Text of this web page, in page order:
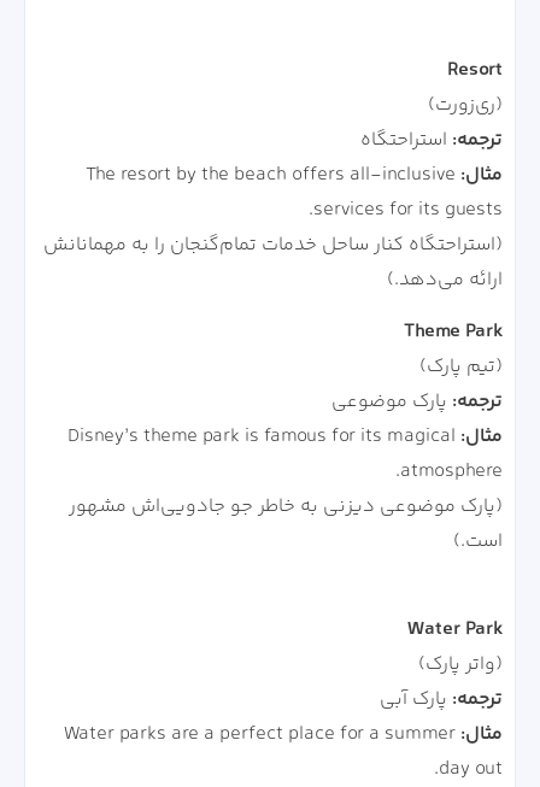
Resort
(ری‌زورت)
ترجمه: استراحتگاه
مثال: The resort by the beach offers all-inclusive
services for its guests.
(استراحتگاه کنار ساحل خدمات تمام‌گنجان را به مهمانانش
ارائه می‌دهد.)
Theme Park
(تیم پارک)
ترجمه: پارک موضوعی
مثال: Disney’s theme park is famous for its magical
atmosphere.
(پارک موضوعی دیزنی به خاطر جو جادویی‌اش مشهور
است.)
Water Park
(واتر پارک)
ترجمه: پارک آبی
مثال: Water parks are a perfect place for a summer
day out.